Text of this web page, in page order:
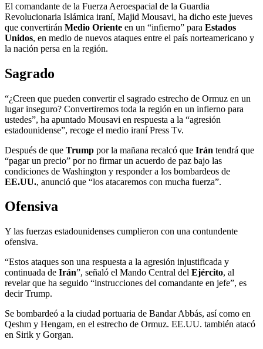
El comandante de la Fuerza Aeroespacial de la Guardia
Revolucionaria Islámica iraní, Majid Mousavi, ha dicho este jueves
que convertirán Medio Oriente en un “infierno” para Estados
Unidos, en medio de nuevos ataques entre el país norteamericano y
la nación persa en la región.
Sagrado
“¿Creen que pueden convertir el sagrado estrecho de Ormuz en un
lugar inseguro? Convertiremos toda la región en un infierno para
ustedes”, ha apuntado Mousavi en respuesta a la “agresión
estadounidense”, recoge el medio iraní Press Tv.
Después de que Trump por la mañana recalcó que Irán tendrá que
“pagar un precio” por no firmar un acuerdo de paz bajo las
condiciones de Washington y responder a los bombardeos de
EE.UU., anunció que “los atacaremos con mucha fuerza”.
Ofensiva
Y las fuerzas estadounidenses cumplieron con una contundente
ofensiva.
“Estos ataques son una respuesta a la agresión injustificada y
continuada de Irán”, señaló el Mando Central del Ejército, al
revelar que ha seguido “instrucciones del comandante en jefe”, es
decir Trump.
Se bombardeó a la ciudad portuaria de Bandar Abbás, así como en
Qeshm y Hengam, en el estrecho de Ormuz. EE.UU. también atacó
en Sirik y Gorgan.